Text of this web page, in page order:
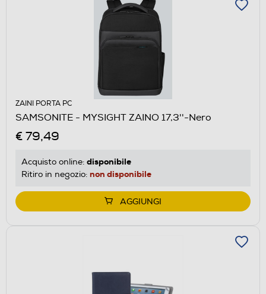
ZAINI PORTA PC
SAMSONITE - MYSIGHT ZAINO 17,3''-Nero
€ 79,49
Acquisto online: disponibile
Ritiro in negozio: non disponibile
AGGIUNGI